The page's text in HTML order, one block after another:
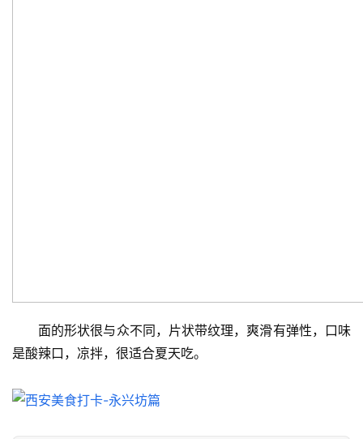
面的形状很与众不同，片状带纹理，爽滑有弹性，口味
是酸辣口，凉拌，很适合夏天吃。